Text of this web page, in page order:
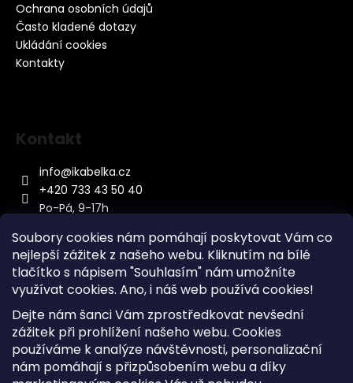
Soubory cookies nám pomáhají poskytovat Vám co
nejlepší zážitek z našeho webu. Kliknutím na bílé
tlačítko s nápisem "Souhlasím" nám umožníte
využívat cookies. Ano, i náš web používá cookies!
Dejte nám šanci Vám zprostředkovat nevšední
zážitek při prohlížení našeho webu. Cookies
používáme k analýze návštěvnosti, personalizační
nám pomáhají s přizpůsobením webu a díky
Ochrana osobních údajů
Často kladené dotazy
Ukládání cookies
Kontakty
Kontakt
info@ikabelka.cz
+420 733 43 50 40
Po-Pá, 9-17h
Kontakt
Sitemap
Doprava a Platba
Reklamace Zboží